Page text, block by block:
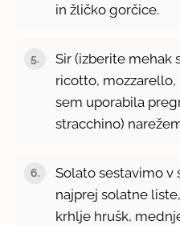
in žličko gorčice.
Sir (izberite mehak
ricotto,
sem uporabila
stracchino)
Solato sestavimo v
najprej solatne
krhlje hrušk,